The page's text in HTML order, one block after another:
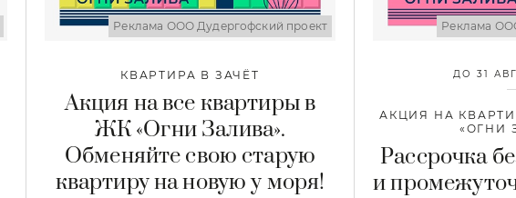
Реклама ООО Дудергофский проект
КВАРТИРА В ЗАЧЁТ
Акция на все квартиры в
ЖК «Огни Залива».
Обменяйте свою старую
квартиру на новую у моря!
Реклама
ДО 31
АКЦИЯ НА
«ОГНИ
Рассрочка
и